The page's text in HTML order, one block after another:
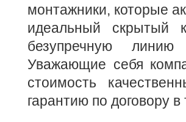
монтажники, которые
идеальный скрытый
безупречную
Уважающие себя
стоимость
гарантию по договору в